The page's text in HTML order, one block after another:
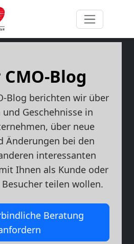
Blog
Blog berichten wir über
Geschehnisse in
über neue
Änderungen bei den
interessanten
Ihnen als Kunde oder
teilen wollen.
Beratung